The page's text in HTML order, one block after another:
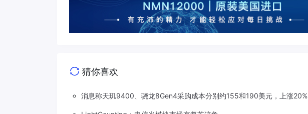
猜你喜欢
消息称天玑9400、骁龙8Gen4采购成本分别约155和190美元，上涨20%